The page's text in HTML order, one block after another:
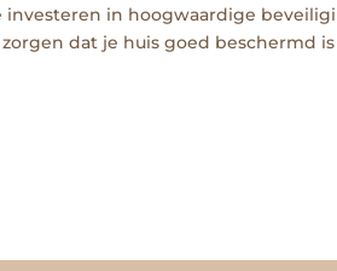
in hoogwaardige
dat je huis goed beschermd